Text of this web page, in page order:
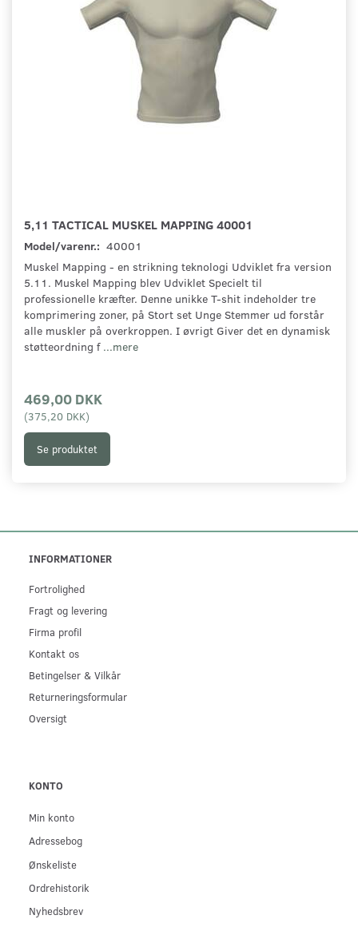
5,11 TACTICAL MUSKEL MAPPING 40001
Model/varenr.: 40001
Muskel Mapping - en strikning teknologi Udviklet fra version
5.11. Muskel Mapping blev Udviklet Specielt til
professionelle kræfter. Denne unikke T-shit indeholder tre
komprimering zoner, på Stort set Unge Stemmer ud forstår
alle muskler på overkroppen. I øvrigt Giver det en dynamisk
støtteordning f ...mere
469,00 DKK
(375,20 DKK)
Se produktet
INFORMATIONER
Fortrolighed
Fragt og levering
Firma profil
Kontakt os
Betingelser & Vilkår
Returneringsformular
Oversigt
KONTO
Min konto
Adressebog
Ønskeliste
Ordrehistorik
Nyhedsbrev